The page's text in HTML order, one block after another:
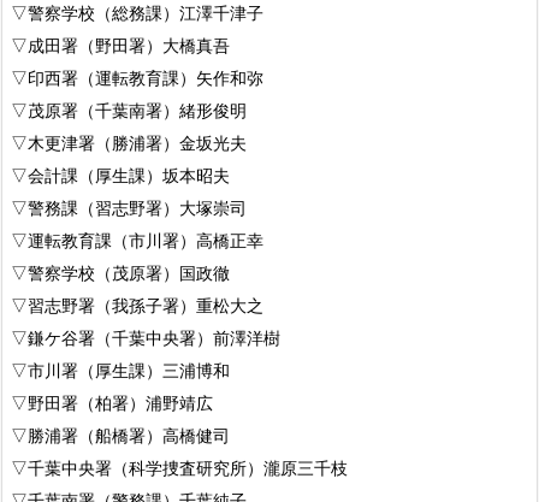
▽警察学校（総務課）江澤千津子
▽成田署（野田署）大橋真吾
▽印西署（運転教育課）矢作和弥
▽茂原署（千葉南署）緒形俊明
▽木更津署（勝浦署）金坂光夫
▽会計課（厚生課）坂本昭夫
▽警務課（習志野署）大塚崇司
▽運転教育課（市川署）高橋正幸
▽警察学校（茂原署）国政徹
▽習志野署（我孫子署）重松大之
▽鎌ケ谷署（千葉中央署）前澤洋樹
▽市川署（厚生課）三浦博和
▽野田署（柏署）浦野靖広
▽勝浦署（船橋署）高橋健司
▽千葉中央署（科学捜査研究所）瀧原三千枝